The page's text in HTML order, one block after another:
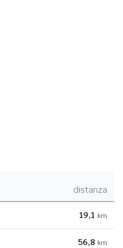
distanza
19,1 km
56,8 km